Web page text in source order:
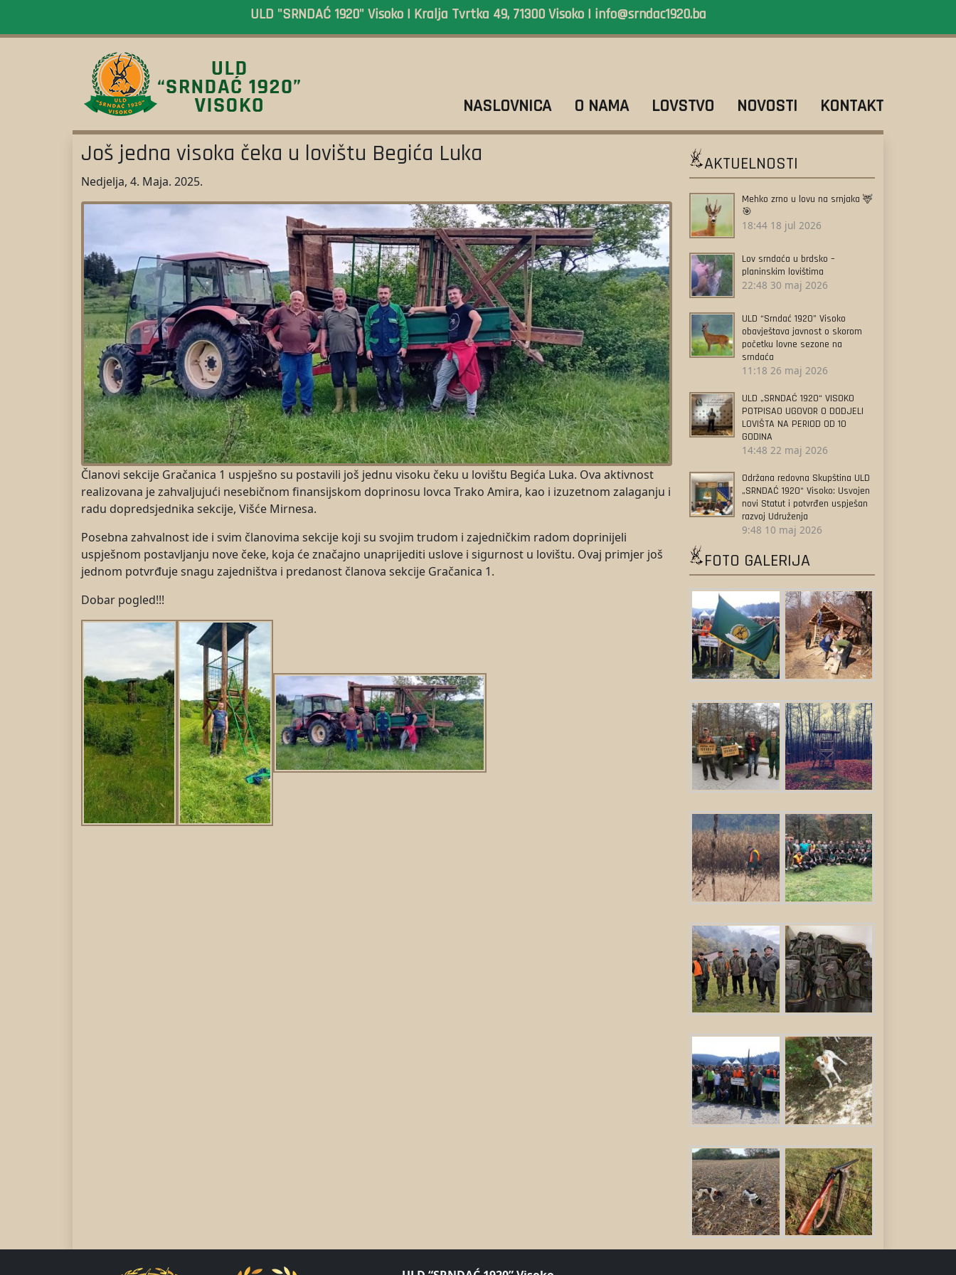
ULD "SRNDAĆ 1920" Visoko | Kralja Tvrtka 49, 71300 Visoko | info@srndac1920.ba
NASLOVNICA O NAMA LOVSTVO NOVOSTI KONTAKT
Još jedna visoka čeka u lovištu Begića Luka
Nedjelja, 4. Maja. 2025.
Članovi sekcije Gračanica 1 uspješno su postavili još jednu visoku čeku u lovištu Begića Luka. Ova aktivnost
realizovana je zahvaljujući nesebičnom finansijskom doprinosu lovca Trako Amira, kao i izuzetnom zalaganju i
radu dopredsjednika sekcije, Višće Mirnesa.
Posebna zahvalnost ide i svim članovima sekcije koji su svojim trudom i zajedničkim radom doprinijeli
uspješnom postavljanju nove čeke, koja će značajno unaprijediti uslove i sigurnost u lovištu. Ovaj primjer još
jednom potvrđuje snagu zajedništva i predanost članova sekcije Gračanica 1.
Dobar pogled!!!
AKTUELNOSTI
Mehko zrno u lovu na srnjaka 🦌
🎯
18:44 18 jul 2026
Lov srndaća u brdsko –
planinskim lovištima
22:48 30 maj 2026
ULD “Srndać 1920” Visoko
obavještava javnost o skorom
početku lovne sezone na
srndaća
11:18 26 maj 2026
ULD „SRNDAĆ 1920“ VISOKO
POTPISAO UGOVOR O DODJELI
LOVIŠTA NA PERIOD OD 10
GODINA
14:48 22 maj 2026
Održana redovna Skupština ULD
„SRNDAĆ 1920“ Visoko: Usvojen
novi Statut i potvrđen uspješan
razvoj Udruženja
9:48 10 maj 2026
FOTO GALERIJA